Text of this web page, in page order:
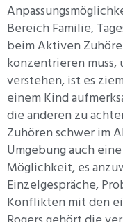
Bereich Familie,
beim Aktiven
konzentrieren muss,
verstehen, ist es
einem Kind
die anderen zu
Zuhören schwer im
Umgebung auch
Möglichkeit, es
Einzelgespräche,
Konflikten mit den